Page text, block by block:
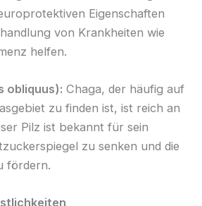
Eigenschaften
von Krankheiten wie
helfen.
obliquus): Chaga, der häufig auf
zu finden ist, ist reich an
Pilz ist bekannt für sein
zu senken und die
fördern.